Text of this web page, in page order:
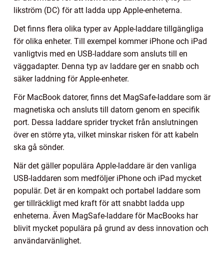
likström (DC) för att ladda upp Apple-enheterna.
Det finns flera olika typer av Apple-laddare tillgängliga
för olika enheter. Till exempel kommer iPhone och iPad
vanligtvis med en USB-laddare som ansluts till en
väggadapter. Denna typ av laddare ger en snabb och
säker laddning för Apple-enheter.
För MacBook datorer, finns det MagSafe-laddare som är
magnetiska och ansluts till datorn genom en specifik
port. Dessa laddare sprider trycket från anslutningen
över en större yta, vilket minskar risken för att kabeln
ska gå sönder.
När det gäller populära Apple-laddare är den vanliga
USB-laddaren som medföljer iPhone och iPad mycket
populär. Det är en kompakt och portabel laddare som
ger tillräckligt med kraft för att snabbt ladda upp
enheterna. Även MagSafe-laddare för MacBooks har
blivit mycket populära på grund av dess innovation och
användarvänlighet.